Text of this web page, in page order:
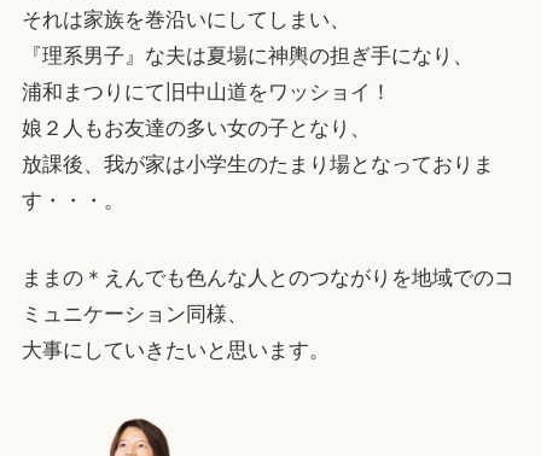
それは家族を巻沿いにしてしまい、
『理系男子』な夫は夏場に神輿の担ぎ手になり、
浦和まつりにて旧中山道をワッショイ！
娘２人もお友達の多い女の子となり、
放課後、我が家は小学生のたまり場となっておりま
す・・・。
ままの＊えんでも色んな人とのつながりを地域でのコ
ミュニケーション同様、
大事にしていきたいと思います。